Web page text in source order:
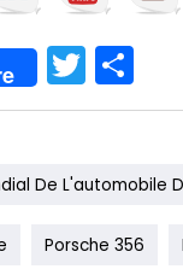
De L'automobile
Porsche 356